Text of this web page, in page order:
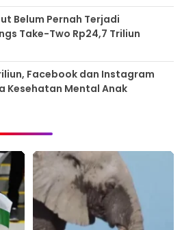
Belum Pernah Terjadi
Take-Two Rp24,7 Triliun
Facebook dan Instagram
Kesehatan Mental Anak